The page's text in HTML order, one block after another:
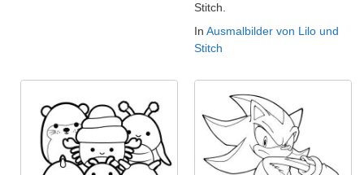
Stitch.
In Ausmalbilder von Lilo und
Stitch